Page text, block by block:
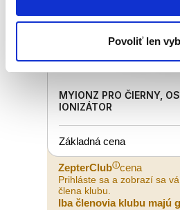
Povoliť len
MYIONZ PRO ČIERNY,
IONIZÁTOR
Základná cena
ZepterClubⓘcena
Prihláste sa a zobrazí sa
člena klubu.
Iba členovia klubu majú